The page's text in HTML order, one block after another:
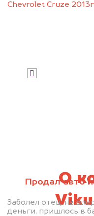
Chevrolet Cruze 2013г
Продал авто
Заболел отец, на
деньги, пришлось в
О